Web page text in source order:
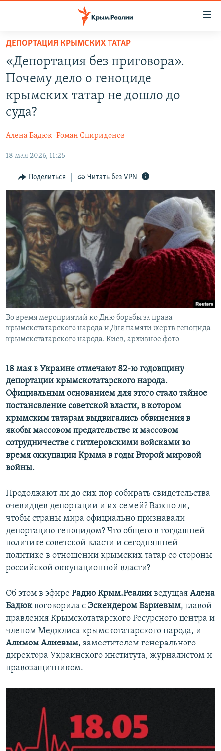
Вернуться
основному
содержанию
главной
Вернутся
СПЕЦПРОЕКТЫ
КАРТА ВОЕННЫХ ОБЪЕКТОВ КРЫМА
ИСТОРИЯ
ИНФОГРАФИКА
ТЕЛЕПРОЕКТ КРЫМ.РЕАЛИИ
СОВЕТЫ ПРАВОЗАЩИТНИКОВ
ПРОПАВШИЕ БЕЗ ВЕСТИ
ПОБЕДИТЕЛЕЙ НЕ СУДЯТ?
КРЫМ.НЕПОКОРЕННЫЙ
ELIFBE
УКРАИНСКАЯ ПРОБЛЕМА КРЫМА
РАДІО СВОБОДА
КАК ОБОЙТИ БЛОКИРОВКУ
Qırımtatar
ПРИСОЕДИНЯЙТЕСЬ!
Все сайты RFE/RL
ДЕПОРТАЦИЯ КРЫМСКИХ ТАТАР
«Депортация без приговора».
Почему дело о геноциде
крымских татар не дошло до
суда?
Алена Бадюк Роман Спиридонов
18 мая 2026, 11:25
Поделиться Читать без VPN
Во время мероприятий ко Дню борьбы за права
крымскотатарского народа и Дня памяти жертв геноцида
крымскотатарского народа. Киев, архивное фото
18 мая в Украине отмечают 82-ю годовщину
депортации крымскотатарского народа.
Официальным основанием для этого стало тайное
постановление советской власти, в котором
крымским татарам выдвигались обвинения в
якобы массовом предательстве и массовом
сотрудничестве с гитлеровскими войсками во
время оккупации Крыма в годы Второй мировой
войны.
Продолжают ли до сих пор собирать свидетельства
очевидцев депортации и их семей? Важно ли,
чтобы страны мира официально признавали
депортацию геноцидом? Что общего в тогдашней
политике советской власти и сегодняшней
политике в отношении крымских татар со стороны
российской оккупационной власти?
Об этом в эфире Радио Крым.Реалии ведущая Алена
Бадюкпоговорила с Эскендером Бариевым, главой
правления Крымскотатарского Ресурсного центра и
членом Меджлиса крымскотатарского народа, и
Алимом Алиевым, заместителем генерального
директора Украинского института, журналистом и
правозащитником.